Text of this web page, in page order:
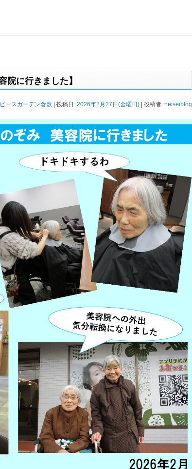
院に行きました】
ピースガーデン倉敷| 投稿日: 2026年2月27日(金曜日)| 投稿者: heiseiblog